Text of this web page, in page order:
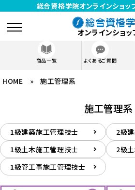
総合資格学院オンラインショッ
オンラインショッ
商品一覧 よくあるご質問
meeting_room ログイン
資格から探す
SHOP GUIDE
HOME » 施工管理系
施工管理系
1級建築施工管理技士
2級
1級土木施工管理技士
2級
1級管工事施工管理技士